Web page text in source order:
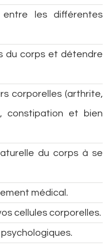
entre les différentes
du corps et détendre
corporelles (arthrite,
constipation et bien
du corps à se
médical.
cellules corporelles.